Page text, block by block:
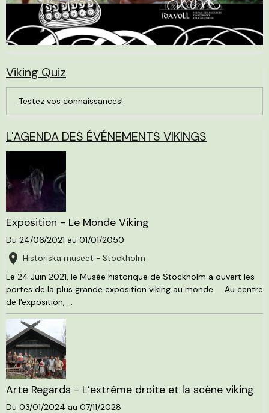
Viking Quiz
Testez vos connaissances!
L'AGENDA DES ÉVÉNEMENTS VIKINGS
Exposition - Le Monde Viking
Du 24/06/2021 au 01/01/2050
Historiska museet - Stockholm
Le 24 Juin 2021, le Musée historique de Stockholm a ouvert les
portes de la plus grande exposition viking au monde. Au centre
de l'exposition, ...
Arte Regards - L’extrême droite et la scène viking
Du 03/01/2024 au 07/11/2028